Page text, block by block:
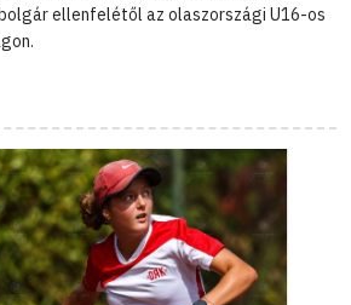
ellenfelétől az olaszországi U16-os